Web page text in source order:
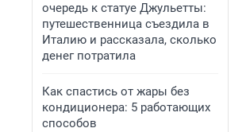
очередь к статуе Джульетты:
путешественница съездила в
Италию и рассказала, сколько
денег потратила
Как спастись от жары без
кондиционера: 5 работающих
способов